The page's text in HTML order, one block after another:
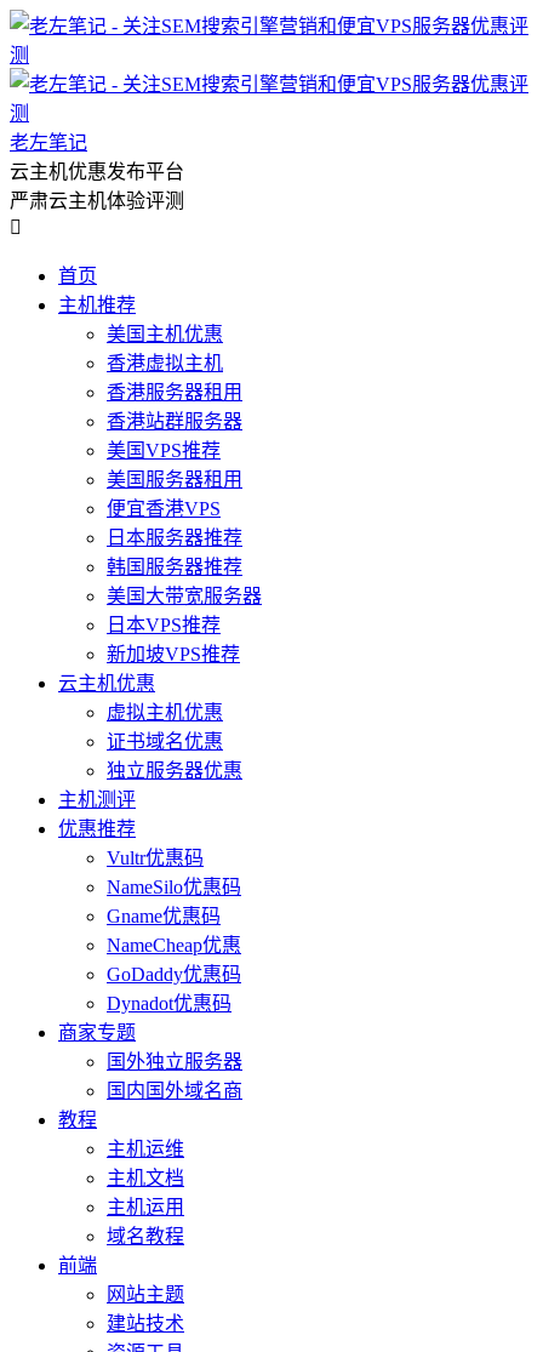
老左笔记
云主机优惠发布平台
严肃云主机体验评测

首页
主机推荐
美国主机优惠
香港虚拟主机
香港服务器租用
香港站群服务器
美国VPS推荐
美国服务器租用
便宜香港VPS
日本服务器推荐
韩国服务器推荐
美国大带宽服务器
日本VPS推荐
新加坡VPS推荐
云主机优惠
虚拟主机优惠
证书域名优惠
独立服务器优惠
主机测评
优惠推荐
Vultr优惠码
NameSilo优惠码
Gname优惠码
NameCheap优惠
GoDaddy优惠码
Dynadot优惠码
商家专题
国外独立服务器
国内国外域名商
教程
主机运维
主机文档
主机运用
域名教程
前端
网站主题
建站技术